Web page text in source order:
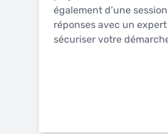
également d’une
réponses avec un expert
sécuriser votre